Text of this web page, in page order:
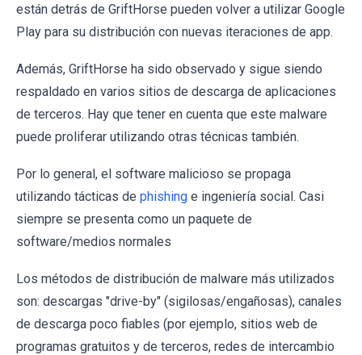
están detrás de GriftHorse pueden volver a utilizar Google
Play para su distribución con nuevas iteraciones de app.
Además, GriftHorse ha sido observado y sigue siendo
respaldado en varios sitios de descarga de aplicaciones
de terceros. Hay que tener en cuenta que este malware
puede proliferar utilizando otras técnicas también.
Por lo general, el software malicioso se propaga
utilizando tácticas de phishing e ingeniería social. Casi
siempre se presenta como un paquete de
software/medios normales
Los métodos de distribución de malware más utilizados
son: descargas "drive-by" (sigilosas/engañosas), canales
de descarga poco fiables (por ejemplo, sitios web de
programas gratuitos y de terceros, redes de intercambio